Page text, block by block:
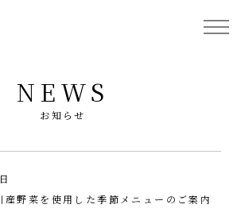
NEWS
お知らせ
産野菜を使用した季節メニューのご案内